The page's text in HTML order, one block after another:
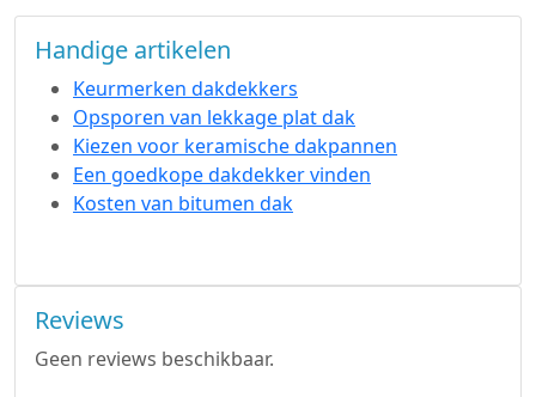
Handige artikelen
Keurmerken dakdekkers
Opsporen van lekkage plat dak
Kiezen voor keramische dakpannen
Een goedkope dakdekker vinden
Kosten van bitumen dak
Reviews
Geen reviews beschikbaar.